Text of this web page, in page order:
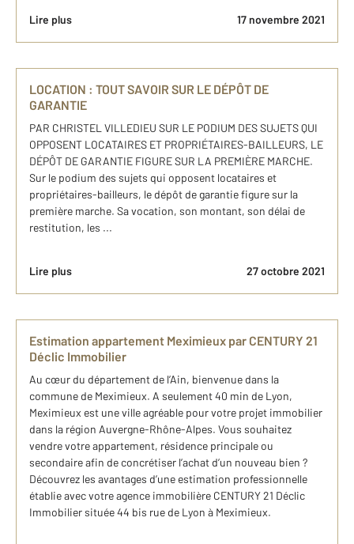
Lire plus 17 novembre 2021
LOCATION : TOUT SAVOIR SUR LE DÉPÔT DE
GARANTIE
PAR CHRISTEL VILLEDIEU SUR LE PODIUM DES SUJETS QUI
OPPOSENT LOCATAIRES ET PROPRIÉTAIRES-BAILLEURS, LE
DÉPÔT DE GARANTIE FIGURE SUR LA PREMIÈRE MARCHE.
Sur le podium des sujets qui opposent locataires et
propriétaires-bailleurs, le dépôt de garantie figure sur la
première marche. Sa vocation, son montant, son délai de
restitution, les ...
Lire plus 27 octobre 2021
Estimation appartement Meximieux par CENTURY 21
Déclic Immobilier
Au cœur du département de l’Ain, bienvenue dans la
commune de Meximieux. A seulement 40 min de Lyon,
Meximieux est une ville agréable pour votre projet immobilier
dans la région Auvergne-Rhône-Alpes. Vous souhaitez
vendre votre appartement, résidence principale ou
secondaire afin de concrétiser l’achat d’un nouveau bien ?
Découvrez les avantages d’une estimation professionnelle
établie avec votre agence immobilière CENTURY 21 Déclic
Immobilier située 44 bis rue de Lyon à Meximieux.